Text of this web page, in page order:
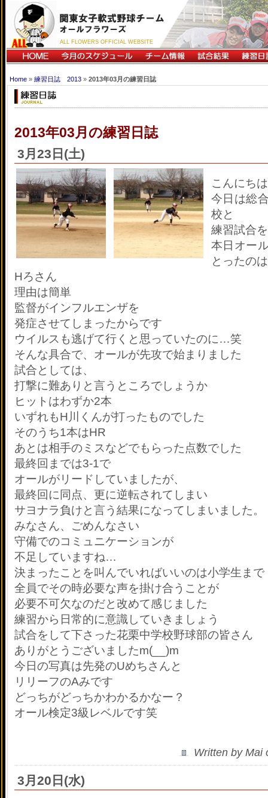
ALL FLOWERS OFFICIAL WEBSITE
Home » 練習日誌 2013 » 2013年03月の練習日誌
2013年03月の練習日誌
3月23日(土)
こんにちは
今日は総
校と
練習試合
本日オー
とったの
Hろさん
理由は簡単
監督がインフルエンザを
発症させてしまったからです
ウイルスも逃げて行くと思っていたのに…笑
そんな具合で、オールが先攻で始まりました
試合としては、
打撃に難ありと言うところでしょうか
ヒットはわずか2本
いずれもH川くんが打ったものでした
そのうち1本はHR
あとは相手のミスなどでもらった点数でした
最終回までは3-1で
オールがリードしていましたが、
最終回に同点、更に逆転されてしまい
サヨナラ負けと言う結果になってしまいました。
みなさん、ごめんなさい
守備でのコミュニケーションが
不足していますね…
決まったことを叫んでいればいいのは小学生まで
全員でその時必要な声を掛け合うことが
必要不可欠なのだと改めて感じました
練習から日常的に意識していきましょう
試合をして下さった花栗中学校野球部の皆さん
ありがとうございましたm(__)m
今日の写真は先発のUめちさんと
リリーフのAみです
どっちがどっちかわかるかなー？
オール検定3級レベルです笑
Written by Mai
3月20日(水)